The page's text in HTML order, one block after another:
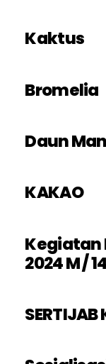
Kaktus
Bromelia
Daun
KAKAO
Kegiatan
2024 M /
SERTIJAB